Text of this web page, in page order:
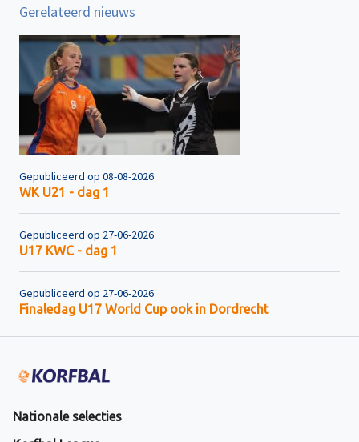
Gerelateerd nieuws
Gepubliceerd op 08-08-2026
WK U21 - dag 1
Gepubliceerd op 27-06-2026
U17 KWC - dag 1
Gepubliceerd op 27-06-2026
Finaledag U17 World Cup ook in Dordrecht
Nationale selecties